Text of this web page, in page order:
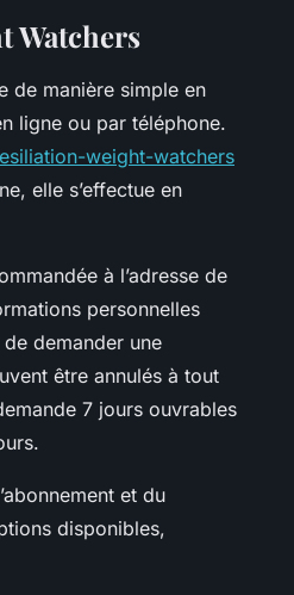
Watchers
de manière simple en
ligne ou par téléphone.
weight-watchers
elle s’effectue en
à l’adresse de
personnelles
demander une
être annulés à tout
7 jours ouvrables
et du
disponibles,